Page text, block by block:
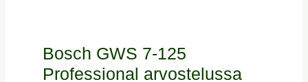
Bosch GWS 7-125
Professional arvostelussa